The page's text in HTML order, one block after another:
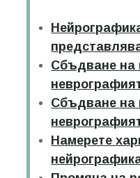
Сбъдване на
Сбъдване на
Намерете